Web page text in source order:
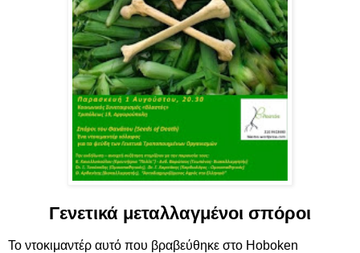
Γενετικά μεταλλαγμένοι σπόροι
Το ντοκιμαντέρ αυτό που βραβεύθηκε στο Hoboken